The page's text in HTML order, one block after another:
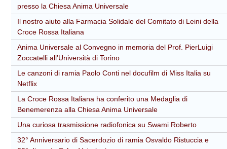
presso la Chiesa Anima Universale
Il nostro aiuto alla Farmacia Solidale del Comitato di Leini della
Croce Rossa Italiana
Anima Universale al Convegno in memoria del Prof. PierLuigi
Zoccatelli all’Università di Torino
Le canzoni di ramia Paolo Conti nel docufilm di Miss Italia su
Netflix
La Croce Rossa Italiana ha conferito una Medaglia di
Benemerenza alla Chiesa Anima Universale
Una curiosa trasmissione radiofonica su Swami Roberto
32° Anniversario di Sacerdozio di ramia Osvaldo Ristuccia e